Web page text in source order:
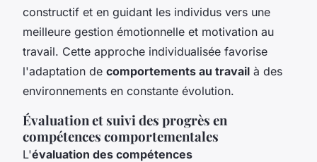
constructif et en guidant les individus vers une
meilleure gestion émotionnelle et motivation au
travail. Cette approche individualisée favorise
l'adaptation de comportements au travail à des
environnements en constante évolution.
Évaluation et suivi des progrès en
compétences comportementales
L'évaluation des compétences